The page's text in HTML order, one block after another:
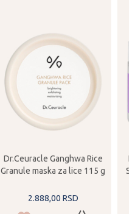
Dr.Ceuracle Ganghwa Rice
Granule maska za lice 115 g
2.888,00 RSD